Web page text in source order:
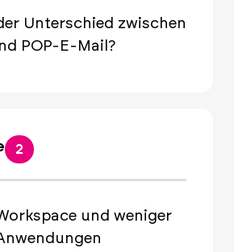
Unterschied zwischen
POP-E-Mail?
2
und weniger